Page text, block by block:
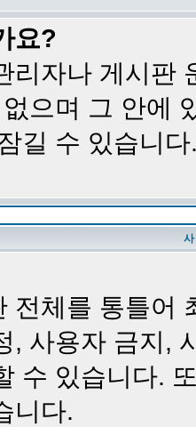
요?
리자나 게시판
으며 그 안에
길 수 있습니다
전체를 통틀어
, 사용자 금지,
수 있습니다.
니다.